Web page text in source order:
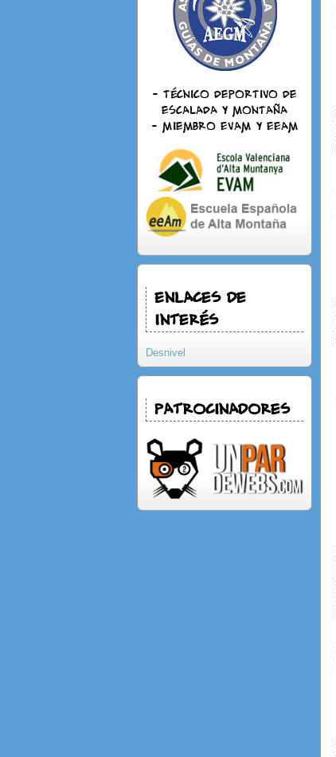
- Técnico deportivo de
escalada y montaña
- Miembro EVAM y EEAM
Enlaces de
Interés
Desnivel
Patrocinadores